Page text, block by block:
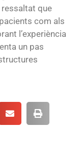
ressaltat que
com als
l’experiència
un pas